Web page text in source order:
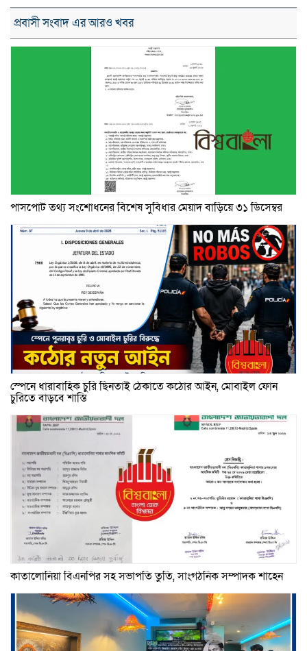
প্রবাসী সংবাদ এর আরও খবর
পাসপোর্ট তথ্য সংশোধনের বিশেষ সুবিধার মেয়াদ বাড়িয়ে ৩১ ডিসেম্বর
স্পেনে ধারাবাহিক চুরি ছিনতাই ঠেকাতে কঠোর আইন, মোবাইল ফোন
চুরিতে বাড়বে শাস্তি
কাতালোনিয়া বিএনপির সহ সভাপতি তুতি, সাংগঠনিক সম্পাদক শাহেন